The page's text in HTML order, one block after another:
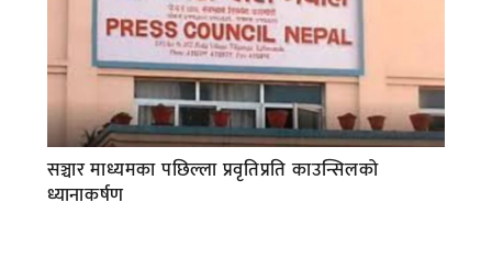
सञ्चार माध्यमका पछिल्ला प्रवृतिप्रति काउन्सिलको
ध्यानाकर्षण